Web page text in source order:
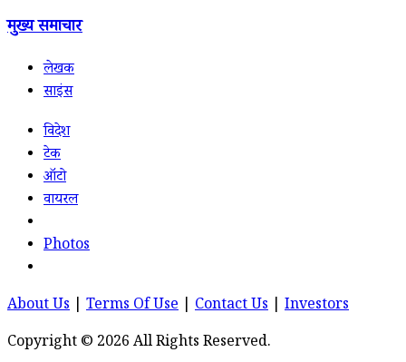
मुख्य समाचार
लेखक
साइंस
विदेश
टेक
ऑटो
वायरल
Photos
About Us Terms Of Use Contact Us
Investors
Copyright © 2026 All Rights Reserved.